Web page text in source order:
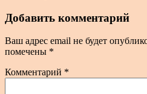
Добавить комментарий
Ваш адрес email не будет
помечены *
Комментарий *